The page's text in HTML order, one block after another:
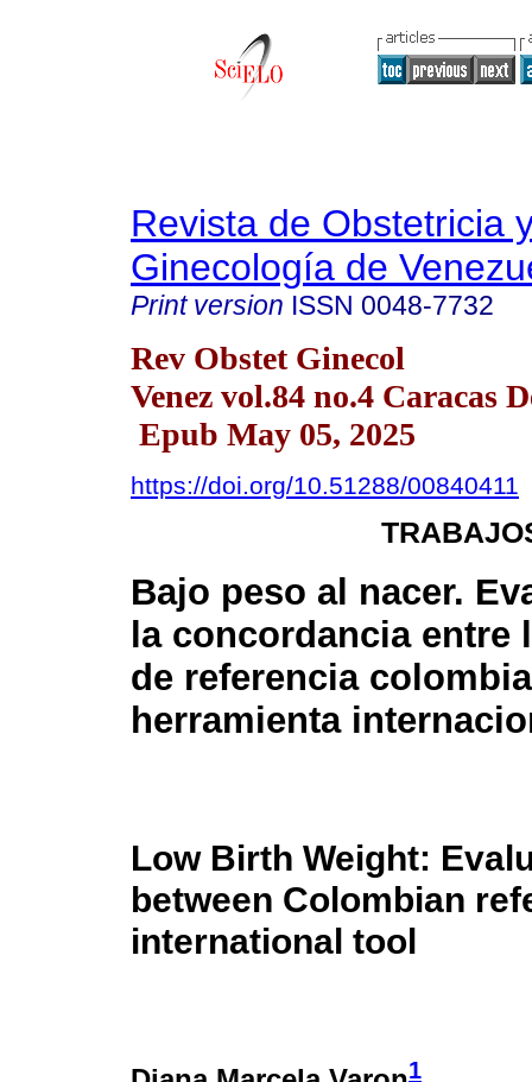
Revista de Obstetricia
Ginecología de
Print version ISSN 0048-7732
Rev Obstet Ginecol
Venez vol.84 no.4 Caracas
Epub May 05, 2025
https://doi.org/10.51288/00840411
Bajo peso al nacer.
la concordancia entre
de referencia
herramienta
Low Birth Weight:
between Colombian
international tool
1